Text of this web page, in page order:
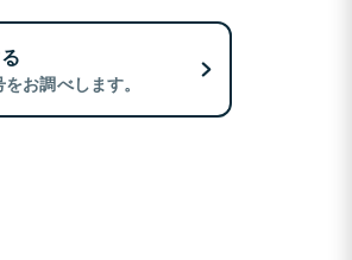
お調べします。